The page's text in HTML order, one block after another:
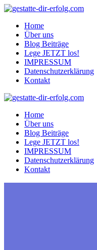
Zum
springenHome
Über uns
Blog Beiträge
Lege JETZT los!
IMPRESSUM
Datenschutzerklärung
Kontakt
Home
Über uns
Blog Beiträge
Lege JETZT los!
IMPRESSUM
Datenschutzerklärung
Kontakt